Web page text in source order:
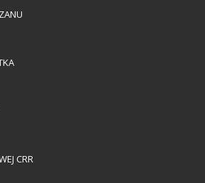
CRR